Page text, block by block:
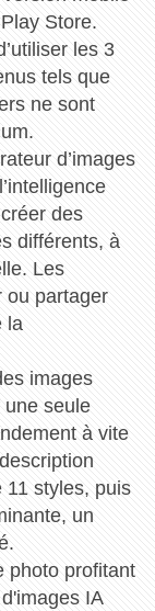
Store.
les 3
tels que
ne sont
d’images
des
différents, à
Les
ou partager
la
images
une seule
à vite
11 styles, puis
un
photo profitant
IA